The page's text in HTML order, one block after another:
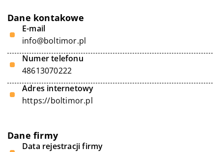
Dane kontakowe
E-mail
info@boltimor.pl
Numer telefonu
48613070222
Adres internetowy
https://boltimor.pl
Dane firmy
Data rejestracji firmy